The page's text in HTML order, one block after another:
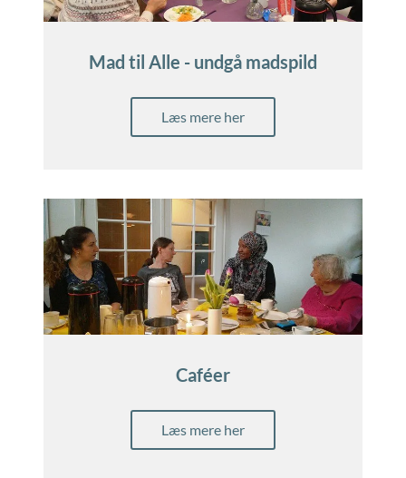
Mad til Alle - undgå madspild
Læs mere her
Caféer
Læs mere her